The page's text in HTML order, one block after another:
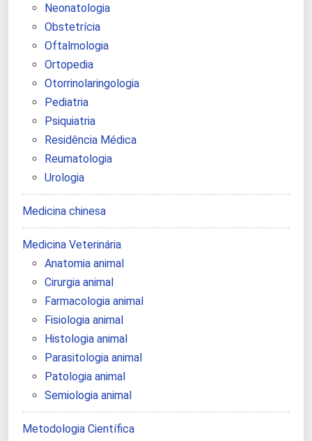
Neonatologia
Obstetrícia
Oftalmologia
Ortopedia
Otorrinolaringologia
Pediatria
Psiquiatria
Residência Médica
Reumatologia
Urologia
Medicina chinesa
Medicina Veterinária
Anatomia animal
Cirurgia animal
Farmacologia animal
Fisiologia animal
Histologia animal
Parasitologia animal
Patologia animal
Semiologia animal
Metodologia Científica